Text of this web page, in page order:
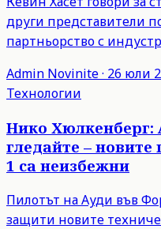
други представители
партньорство с
Admin Novinite· 26 юли
Технологии
Нико Хюлкенберг:
гледайте –
1 са неизбежни
Пилотът на Ауди във
защити новите